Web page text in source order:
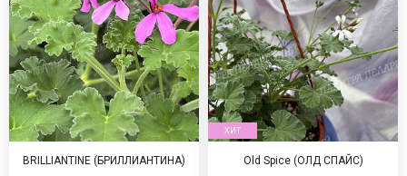
BRILLIANTINE (БРИЛЛИАНТИНА)
ХИТ
Old Spice (ОЛД СПАЙС)